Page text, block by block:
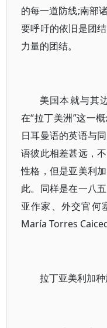
的每一道防线;南部
要呼吁的依旧是团
力量的团结。
美国本就与其
在“拉丁美洲”这一
日耳曼语的英语与
语彼此相差甚远，
性格，但是亚美利
此。同样是在一八
亚作家、外交官何
María Torres
拉丁亚美利加